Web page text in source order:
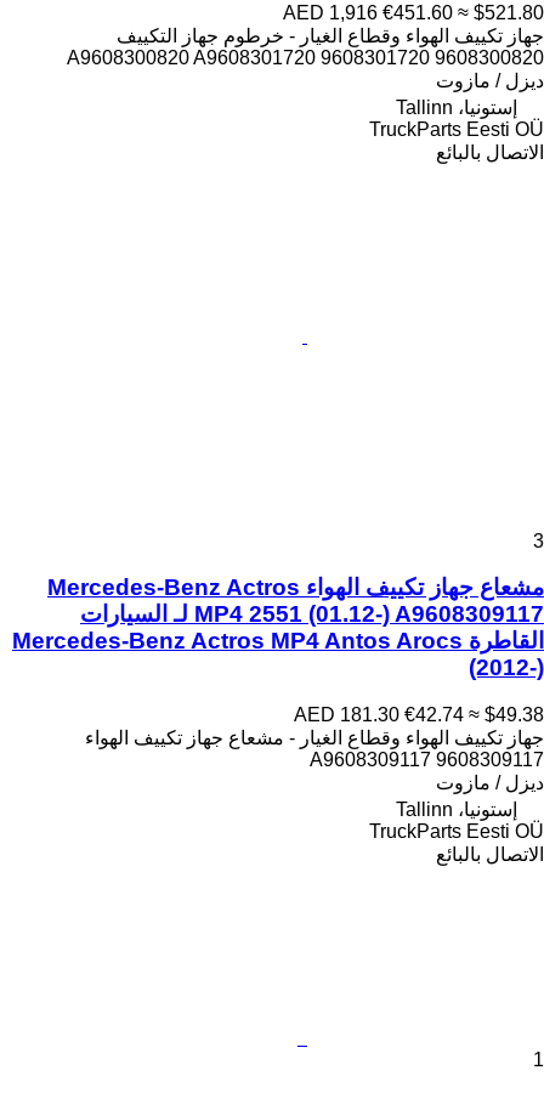
AED 1,916 €451.60 ≈ $521.80
جهاز تكييف الهواء وقطاع الغيار - خرطوم جهاز التكييف
9608300820 9608301720 A9608300820 A9608301720
ديزل / مازوت
إستونيا، Tallinn
TruckParts Eesti OÜ
الاتصال بالبائع
3
مشعاع جهاز تكييف الهواء Mercedes-Benz Actros
MP4 2551 (01.12-) A9608309117 لـ السيارات
القاطرة Mercedes-Benz Actros MP4 Antos Arocs
(2012-)
AED 181.30 €42.74 ≈ $49.38
جهاز تكييف الهواء وقطاع الغيار - مشعاع جهاز تكييف الهواء
A9608309117 9608309117
ديزل / مازوت
إستونيا، Tallinn
TruckParts Eesti OÜ
الاتصال بالبائع
1